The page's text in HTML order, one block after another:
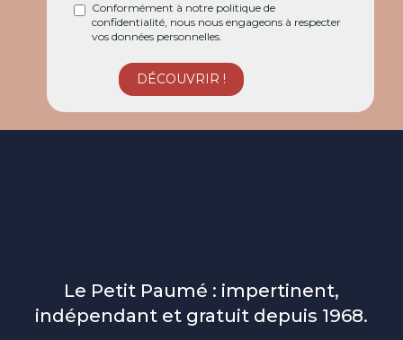
Conformément à notre politique de
confidentialité, nous nous engageons à respecter
vos données personnelles.
Le Petit Paumé : impertinent,
indépendant et gratuit depuis 1968.